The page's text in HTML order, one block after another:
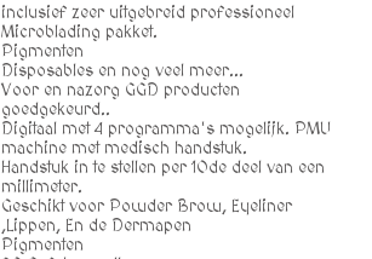
inclusief zeer uitgebreid professioneel
Microblading pakket.
Pigmenten
Disposables en nog veel meer...
Voor en nazorg GGD producten
goedgekeurd..
Digitaal met 4 programma's mogelijk. PMU
machine met medisch handstuk.
Handstuk in te stellen per 10de deel van een
millimeter.
Geschikt voor Powder Brow, Eyeliner
,Lippen, En de Dermapen
Pigmenten